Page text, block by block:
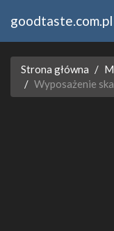
goodtaste.com.pl
Strona główna
Wyposażenie